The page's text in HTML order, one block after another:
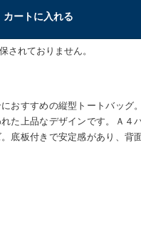
カートに入れる
されておりません。
おすすめの縦型トートバッグ
た上品なデザインです。Ａ４
底板付きで安定感があり、背